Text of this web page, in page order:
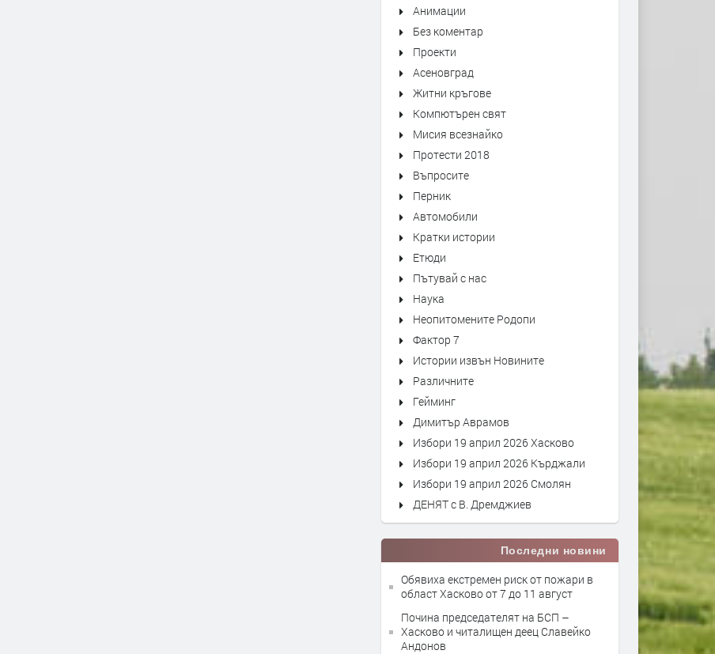
Анимации
Без коментар
Проекти
Асеновград
Житни кръгове
Компютърен свят
Мисия всезнайко
Протести 2018
Въпросите
Перник
Автомобили
Кратки истории
Етюди
Пътувай с нас
Наука
Неопитомените Родопи
Фактор 7
Истории извън Новините
Различните
Гейминг
Димитър Аврамов
Избори 19 април 2026 Хасково
Избори 19 април 2026 Кърджали
Избори 19 април 2026 Смолян
ДЕНЯТ с В. Дремджиев
Последни новини
Обявиха екстремен риск от пожари в
област Хасково от 7 до 11 август
Почина председателят на БСП –
Хасково и читалищен деец Славейко
Андонов